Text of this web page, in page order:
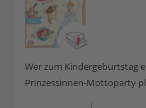
Wer zum Kindergeburtstag
Prinzessinnen-Mottoparty